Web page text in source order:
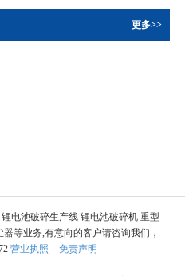
更多>>
电池破碎生产线 锂电池破碎机 重型
等业务,有意向的客户请咨询我们，
营业执照 免责声明